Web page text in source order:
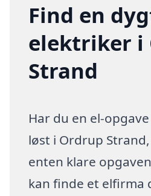
Find en
elektriker i
Strand
Har du en el-
løst i Ordrup
enten klare
kan finde et elfirma